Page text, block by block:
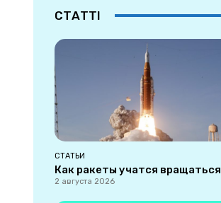
СТАТТІ
СТАТЬИ
Как ракеты учатся вращаться
2 августа 2026